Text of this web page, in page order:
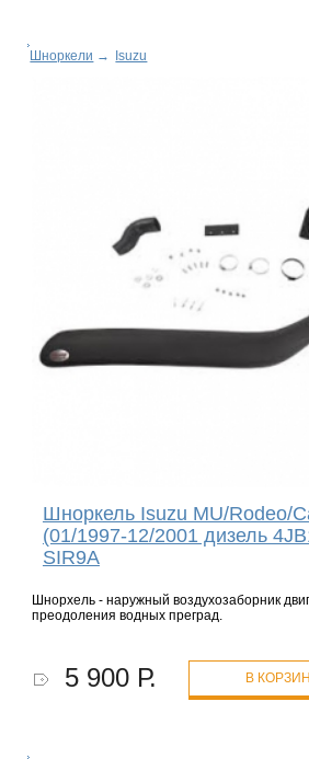
Шноркели → Isuzu
Шноркель Isuzu MU/Rodeo/
(01/1997-12/2001 дизель
SIR9A
Шнорхель - наружный воздухозаборник
преодоления водных преград.
5 900 Р. В